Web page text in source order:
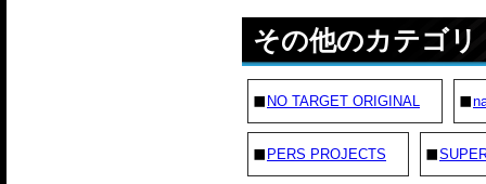
その他のカテゴリ
NO TARGET ORIGINAL
PERS PROJECTS